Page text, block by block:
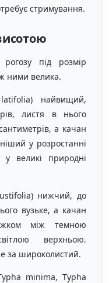
стримування.
під розмір
ними велика.
найвищий,
листя в нього
а качан
у розростанні
великі природні
нижчий, до
вузьке, а качан
між темною
верхньою.
за широколистий.
minima, Typha